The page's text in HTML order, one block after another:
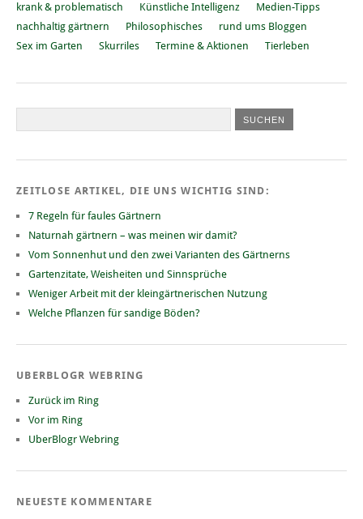
krank & problematisch
Künstliche Intelligenz
Medien-Tipps
nachhaltig gärtnern
Philosophisches
rund ums Bloggen
Sex im Garten
Skurriles Termine & Aktionen Tierleben
ZEITLOSE ARTIKEL, DIE UNS WICHTIG SIND:
7 Regeln für faules Gärtnern
Naturnah gärtnern – was meinen wir damit?
Vom Sonnenhut und den zwei Varianten des Gärtnerns
Gartenzitate, Weisheiten und Sinnsprüche
Weniger Arbeit mit der kleingärtnerischen Nutzung
Welche Pflanzen für sandige Böden?
UBERBLOGR WEBRING
Zurück im Ring
Vor im Ring
UberBlogr Webring
NEUESTE KOMMENTARE